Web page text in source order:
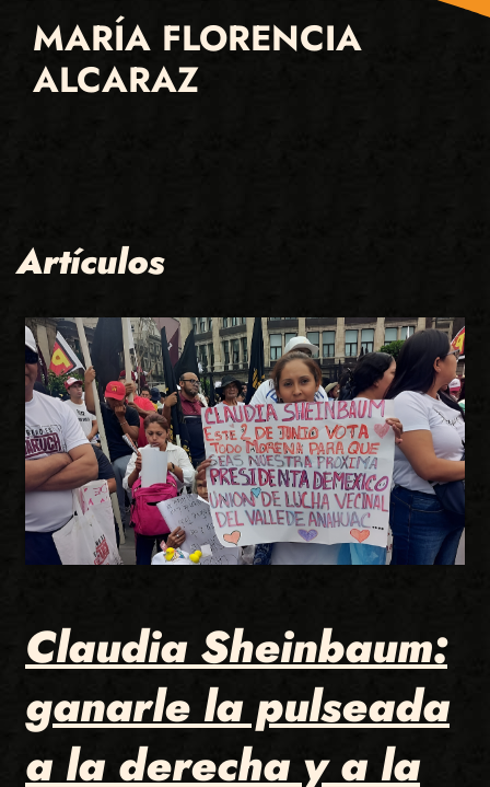
MARÍA FLORENCIA
ALCARAZ
Artículos
Claudia Sheinbaum:
ganarle la pulseada
a la derecha y a la